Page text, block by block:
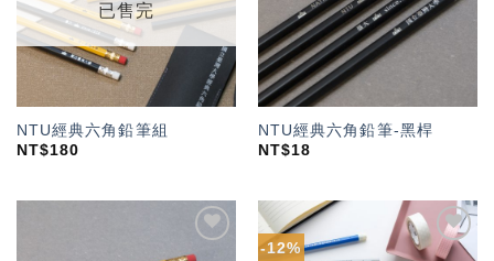
已售完
NTU經典六角鉛筆組
NT$180
NTU經典六角鉛筆-黑桿
NT$18
-12%
加入